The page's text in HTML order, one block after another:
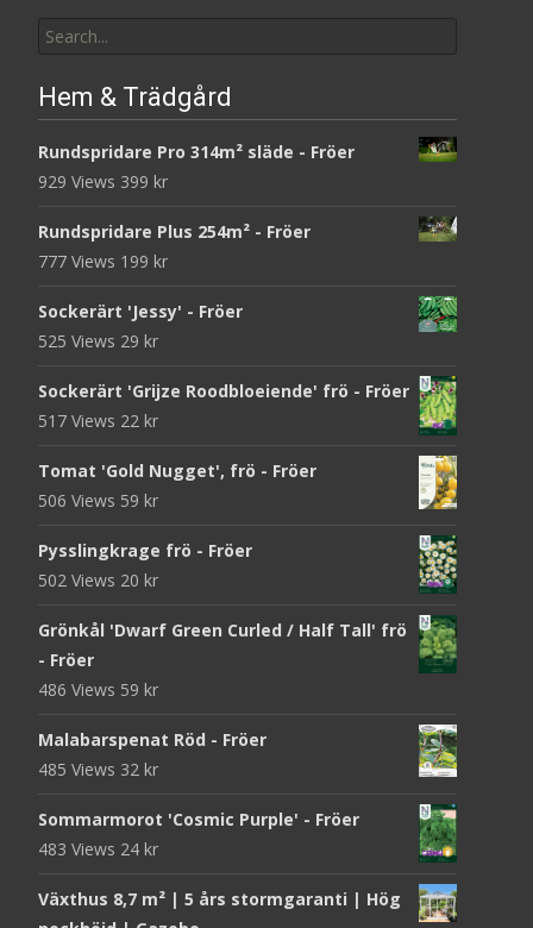
for:
Hem & Trädgård
Rundspridare Pro 314m² släde - Fröer
929 Views 399 kr
Rundspridare Plus 254m² - Fröer
777 Views 199 kr
Sockerärt 'Jessy' - Fröer
525 Views 29 kr
Sockerärt 'Grijze Roodbloeiende' frö - Fröer
517 Views 22 kr
Tomat 'Gold Nugget', frö - Fröer
506 Views 59 kr
Pysslingkrage frö - Fröer
502 Views 20 kr
Grönkål 'Dwarf Green Curled / Half Tall' frö
- Fröer
486 Views 59 kr
Malabarspenat Röd - Fröer
485 Views 32 kr
Sommarmorot 'Cosmic Purple' - Fröer
483 Views 24 kr
Växthus 8,7 m² | 5 års stormgaranti | Hög